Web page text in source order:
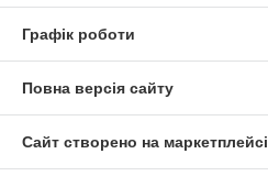
Графік роботи
Повна версія сайту
Сайт створено на маркетплейсі